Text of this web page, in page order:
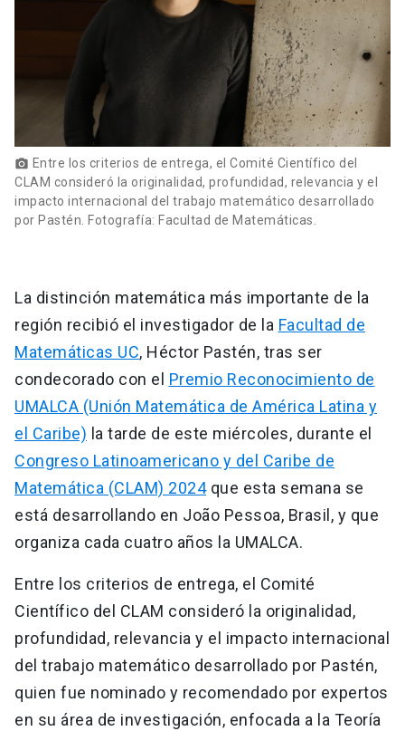
photo_camera Entre los criterios de entrega, el Comité Científico del
CLAM consideró la originalidad, profundidad, relevancia y el
impacto internacional del trabajo matemático desarrollado
por Pastén. Fotografía: Facultad de Matemáticas.
La distinción matemática más importante de la
región recibió el investigador de la Facultad de
Matemáticas UC, Héctor Pastén, tras ser
condecorado con el Premio Reconocimiento de
UMALCA (Unión Matemática de América Latina y
el Caribe) la tarde de este miércoles, durante el
Congreso Latinoamericano y del Caribe de
Matemática (CLAM) 2024que esta semana se
está desarrollando en João Pessoa, Brasil, y que
organiza cada cuatro años la UMALCA.
Entre los criterios de entrega, el Comité
Científico del CLAM consideró la originalidad,
profundidad, relevancia y el impacto internacional
del trabajo matemático desarrollado por Pastén,
quien fue nominado y recomendado por expertos
en su área de investigación, enfocada a la Teoría